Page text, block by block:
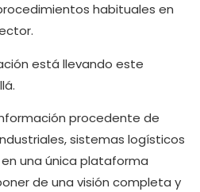
habituales en
está llevando este
procedente de
sistemas logísticos
una única plataforma
de una visión completa y